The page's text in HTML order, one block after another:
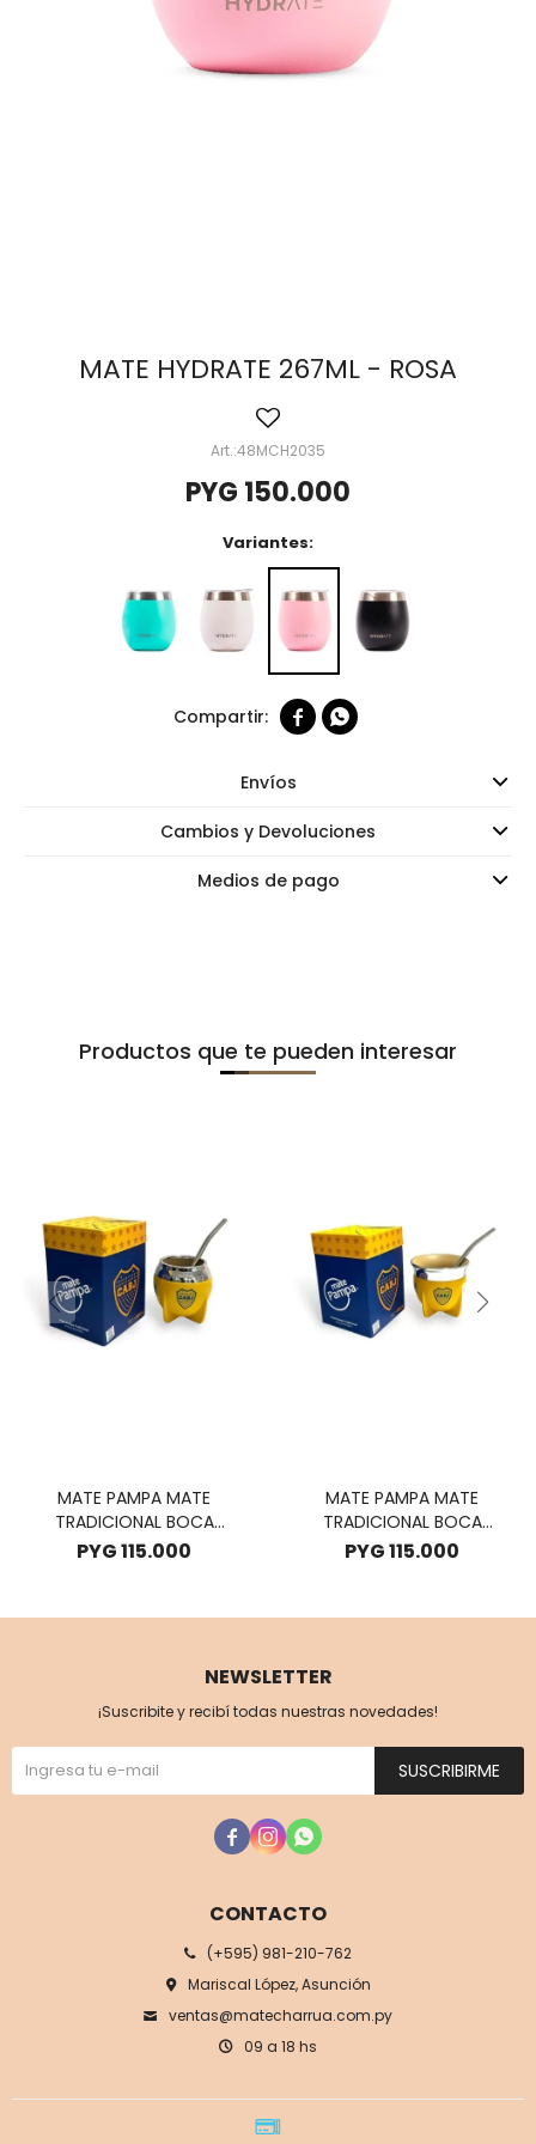
MATE HYDRATE 267ML - ROSA
48MCH2035
PYG 150.000
Variantes:
 
Envíos
Cambios y Devoluciones
Medios de pago
Productos que te pueden interesar
MATE PAMPA MATE
TRADICIONAL BOCA
CERRADO EDIC. CLUBES -
PYG115.000
MATE PAMPA MATE
TRADICIONAL BOCA
ABIERTA EDIC. CLUBES -
PYG115.000
CONTACTO
(+595) 981-210-762
Mariscal López, Asunción
ventas@matecharrua.com.py
09 a 18 hs
NEWSLETTER
¡Suscribite y recibí todas nuestras novedades!
SUSCRIBIRME
  